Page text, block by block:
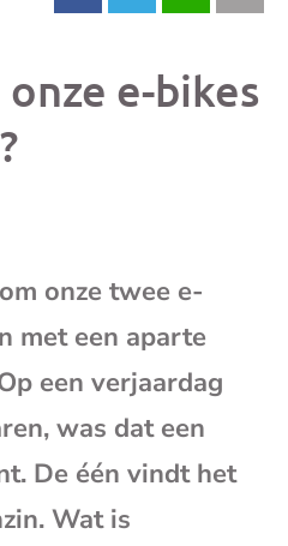
e-bikes
onze twee e-
met een aparte
een verjaardag
was dat een
De één vindt het
Wat is